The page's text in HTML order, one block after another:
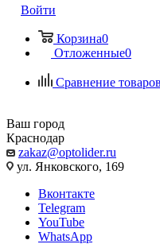
Войти
Корзина0
Отложенные0
Сравнение товаров
Ваш город
Краснодар
zakaz@optolider.ru
ул. Янковского, 169
Вконтакте
Telegram
YouTube
WhatsApp